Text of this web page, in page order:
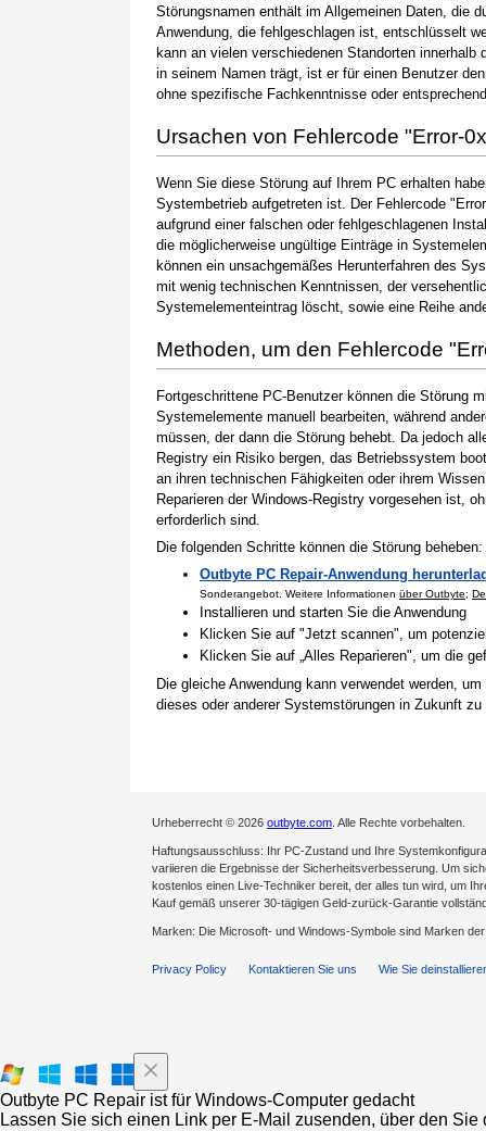
Störungsnamen enthält im Allgemeinen Daten, die
Anwendung, die fehlgeschlagen ist, entschlüsselt
kann an vielen verschiedenen Standorten
in seinem Namen trägt, ist er für einen Benutzer
ohne spezifische Fachkenntnisse oder
Ursachen von Fehlercode "Error-
Wenn Sie diese Störung auf Ihrem PC erhalten
Systembetrieb aufgetreten ist. Der Fehlercode
aufgrund einer falschen oder fehlgeschlagenen
die möglicherweise ungültige Einträge in
können ein unsachgemäßes Herunterfahren des
mit wenig technischen Kenntnissen, der
Systemelementeintrag löscht, sowie eine Reihe
Methoden, um den Fehlercode
Fortgeschrittene PC-Benutzer können die Störung
Systemelemente manuell bearbeiten, während
müssen, der dann die Störung behebt. Da jedoch
Registry ein Risiko bergen, das Betriebssystem
an ihren technischen Fähigkeiten oder ihrem
Reparieren der Windows-Registry vorgesehen ist,
erforderlich sind.
Die folgenden Schritte können die Störung beheben:
Outbyte PC Repair-Anwendung
Sonderangebot. Weitere Informationen über Outbyte;
Installieren und starten Sie die Anwendung
Klicken Sie auf "Jetzt scannen", um
Klicken Sie auf „Alles Reparieren", um die
Die gleiche Anwendung kann verwendet werden,
dieses oder anderer Systemstörungen in Zukunft zu
Urheberrecht © 2026 outbyte.com . Alle Rechte vorbehalten.
Haftungsausschluss: Ihr PC-Zustand und Ihre
variieren die Ergebnisse der Sicherheitsverbesserung. Um
kostenlos einen Live-Techniker bereit, der alles tun wird, um
Kauf gemäß unserer 30-tägigen Geld-zurück-Garantie
Marken: Die Microsoft- und Windows-Symbole sind Marken
Privacy Policy Kontaktieren Sie uns Wie Sie
Outbyte PC Repair ist für Windows-Computer gedacht
Lassen Sie sich einen Link per E-Mail zusenden, über den